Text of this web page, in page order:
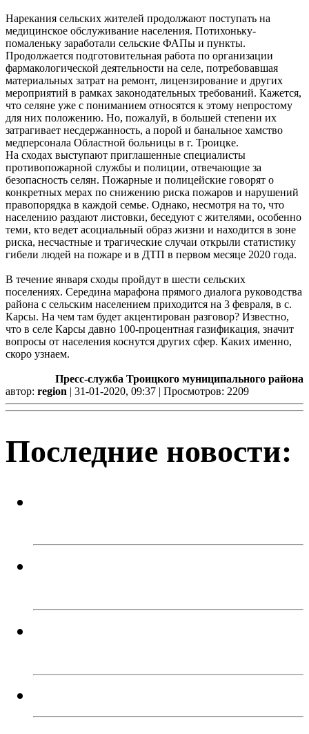
Нарекания сельских жителей продолжают поступать на
медицинское обслуживание населения. Потихоньку-
помаленьку заработали сельские ФАПы и пункты.
Продолжается подготовительная работа по организации
фармакологической деятельности на селе, потребовавшая
материальных затрат на ремонт, лицензирование и других
мероприятий в рамках законодательных требований. Кажется,
что селяне уже с пониманием относятся к этому непростому
для них положению. Но, пожалуй, в большей степени их
затрагивает несдержанность, а порой и банальное хамство
медперсонала Областной больницы в г. Троицке.
На сходах выступают приглашенные специалисты
противопожарной службы и полиции, отвечающие за
безопасность селян. Пожарные и полицейские говорят о
конкретных мерах по снижению риска пожаров и нарушений
правопорядка в каждой семье. Однако, несмотря на то, что
населению раздают листовки, беседуют с жителями, особенно
теми, кто ведет асоциальный образ жизни и находится в зоне
риска, несчастные и трагические случаи открыли статистику
гибели людей на пожаре и в ДТП в первом месяце 2020 года.
В течение января сходы пройдут в шести сельских
поселениях. Середина марафона прямого диалога руководства
района с сельским населением приходится на 3 февраля, в с.
Карсы. На чем там будет акцентирован разговор? Известно,
что в селе Карсы давно 100‑процентная газификация, значит
вопросы от населения коснутся других сфер. Каких именно,
скоро узнаем.
Пресс-служба Троицкого муниципального района
автор: region | 31-01-2020, 09:37 | Просмотров: 2209
Последние новости: